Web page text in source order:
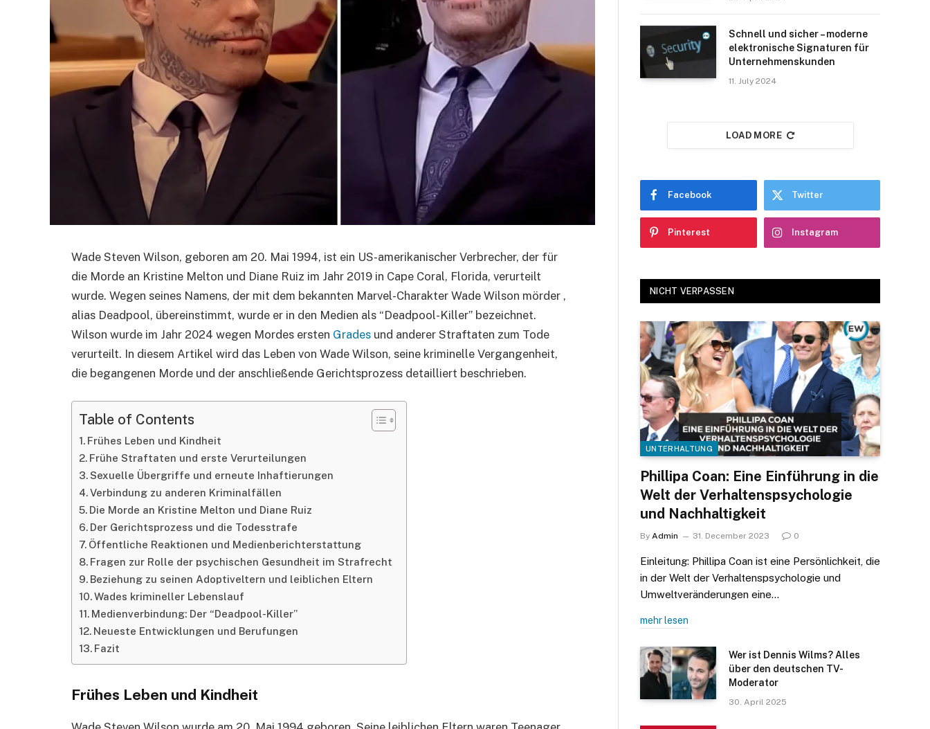
Wade Steven Wilson, geboren am 20. Mai 1994, ist ein US-amerikanischer Verbrecher, der für
die Morde an Kristine Melton und Diane Ruiz im Jahr 2019 in Cape Coral, Florida, verurteilt
wurde. Wegen seines Namens, der mit dem bekannten Marvel-Charakter Wade Wilson mörder ,
alias Deadpool, übereinstimmt, wurde er in den Medien als “Deadpool-Killer” bezeichnet.
Wilson wurde im Jahr 2024 wegen Mordes ersten Grades und anderer Straftaten zum Tode
verurteilt. In diesem Artikel wird das Leben von Wade Wilson, seine kriminelle Vergangenheit,
die begangenen Morde und der anschließende Gerichtsprozess detailliert beschrieben.
Table of Contents
Frühes Leben und Kindheit
Frühe Straftaten und erste Verurteilungen
Sexuelle Übergriffe und erneute Inhaftierungen
Verbindung zu anderen Kriminalfällen
Die Morde an Kristine Melton und Diane Ruiz
Der Gerichtsprozess und die Todesstrafe
Öffentliche Reaktionen und Medienberichterstattung
Fragen zur Rolle der psychischen Gesundheit im Strafrecht
Beziehung zu seinen Adoptiveltern und leiblichen Eltern
Wades krimineller Lebenslauf
Medienverbindung: Der “Deadpool-Killer”
Neueste Entwicklungen und Berufungen
Fazit
Frühes Leben und Kindheit
Schnell und sicher – moderne
elektronische Signaturen für
Unternehmenskunden
11. July 2024
LOAD MORE
Facebook Twitter
Pinterest Instagram
NICHT VERPASSEN
UNTERHALTUNG
Phillipa Coan: Eine Einführung in die
Welt der Verhaltenspsychologie
und Nachhaltigkeit
By Admin 31. December 2023 0
Einleitung: Phillipa Coan ist eine Persönlichkeit, die
in der Welt der Verhaltenspsychologie und
Umweltveränderungen eine…
mehr lesen
Wer ist Dennis Wilms? Alles
über den deutschen TV-
Moderator
30. April 2025